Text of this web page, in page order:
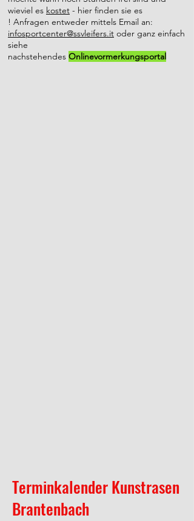
Wir sind stets bemüht den Sportlern
und Sportlerinnen, sowie allen Leiferer
Bürgern/innen ein freundliches und
sauberes Ambiente zu fairen Preisen zu
wieviel es kostet - hier finden sie es
! Anfragen entweder mittels Email an:
infosportcenter@ssvleifers.it oder ganz einfach
siehe
nachstehendes Onlinevormerkungsportal
Terminkalender Kunstrasen
Brantenbach